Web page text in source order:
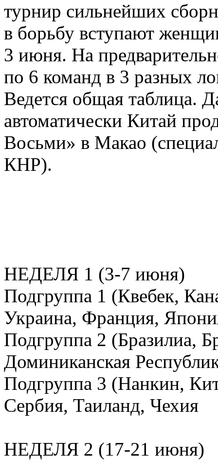
турнир сильнейших
в борьбу вступают
3 июня. На
по 6 команд в 3 разных
Ведется общая таблица.
автоматически Китай
Восьми» в Макао
КНР).
НЕДЕЛЯ 1 (3-7 июня)
Подгруппа 1 (Квебек,
Украина, Франция,
Подгруппа 2 (Бразилиа,
Доминиканская
Подгруппа 3 (Нанкин,
Сербия, Таиланд, Чехия
НЕДЕЛЯ 2 (17-21 июня)